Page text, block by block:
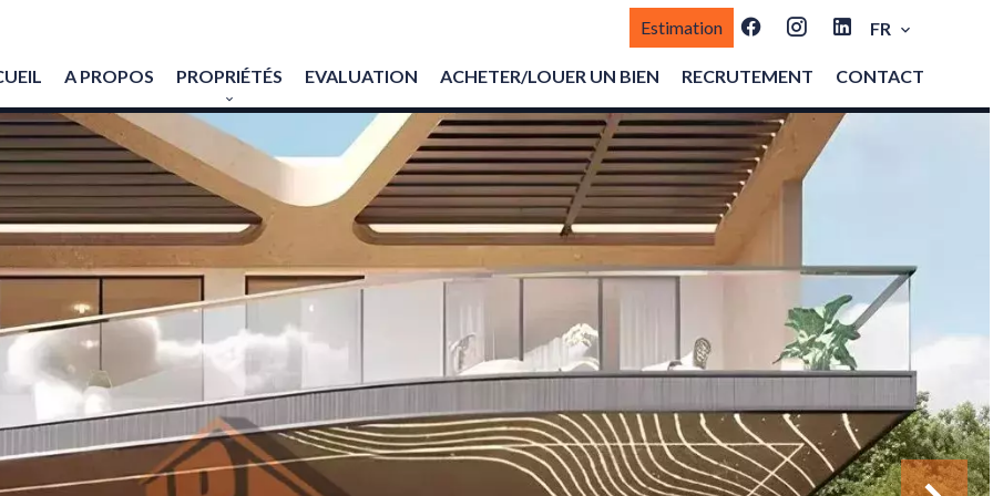
Estimation FR
A PROPOS PROPRIÉTÉS EVALUATION ACHETER/LOUER UN BIEN RECRUTEMENT CONTACT